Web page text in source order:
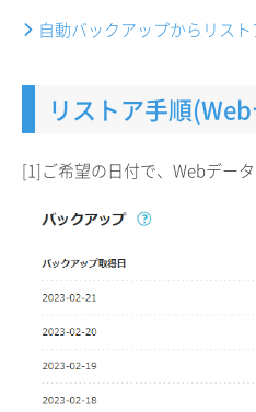
自動バックアップからリスト
リストア手順
[1]ご希望の日付で、Webデー